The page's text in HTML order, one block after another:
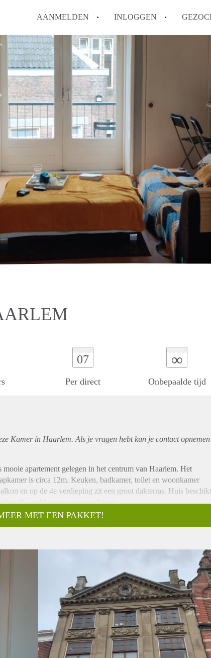
AANMELDEN INLOGGEN
Berekent
Is
Haarlem?
Alle veelgestelde
07
Per direct
∞
Onbepaalde tijd
Kamer in Haarlem. Als je vragen hebt kun je contact opnemen
apartement gelegen in het centrum van Haarlem. Het
is circa 12m. Keuken, badkamer, toilet en woonkamer
en op de 4e verdieping zit een groot dakterras. Huis beschikt
als werkkamer/computer kamer.
student is of al volledig werkzaam is.
MET EEN PAKKET!